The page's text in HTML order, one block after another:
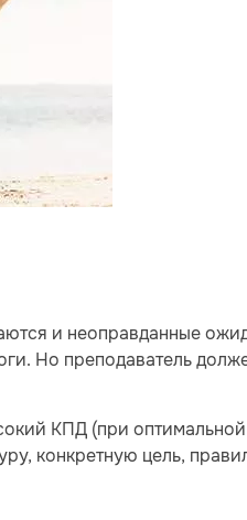
и неоправданные
Но преподаватель
КПД (при оптимальной
конкретную цель,